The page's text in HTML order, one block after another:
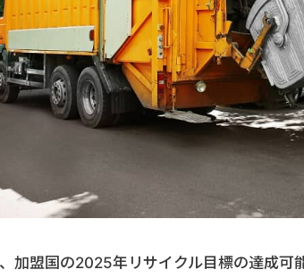
加盟国の2025年リサイクル目標の達成可